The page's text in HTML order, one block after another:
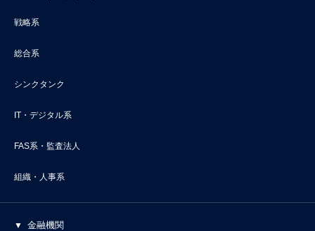
戦略系
総合系
シンクタンク
IT・デジタル系
FAS系・監査法人
組織・人事系
金融機関